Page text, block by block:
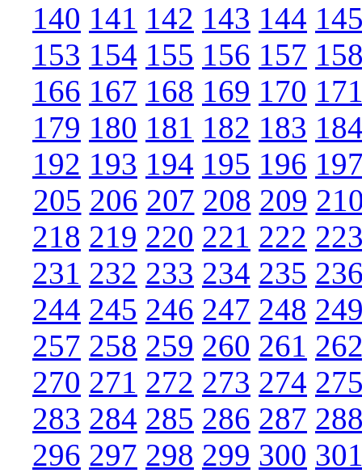
140 141 142 143 144
153 154 155 156 157
166 167 168 169 170
179 180 181 182 183
192 193 194 195 196
205 206 207 208 209
218 219 220 221 222
231 232 233 234 235
244 245 246 247 248
257 258 259 260 261
270 271 272 273 274
283 284 285 286 287
296 297 298 299 300